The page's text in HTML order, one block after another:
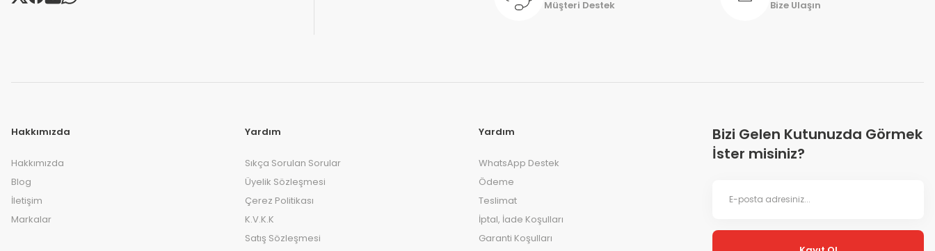
Müşteri Destek Bize Ulaşın
Hakkımızda
Hakkımızda
Blog
İletişim
Markalar
Yardım
Sıkça Sorulan Sorular
Üyelik Sözleşmesi
Çerez Politikası
K.V.K.K
Satış Sözleşmesi
Yardım
WhatsApp Destek
Ödeme
Teslimat
İptal, İade Koşulları
Garanti Koşulları
Bizi Gelen Kutunuzda Görmek
İster misiniz?